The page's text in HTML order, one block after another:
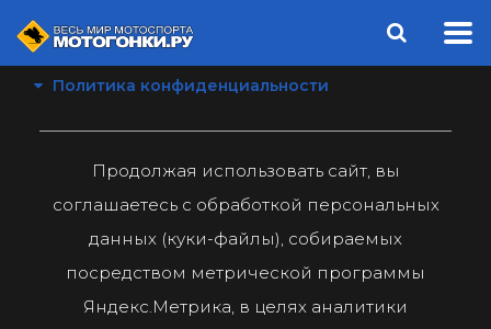
Политика конфиденциальности
Продолжая использовать сайт, вы
соглашаетесь с обработкой персональных
данных (куки-файлы), собираемых
посредством метрической программы
Яндекс.Метрика, в целях аналитики